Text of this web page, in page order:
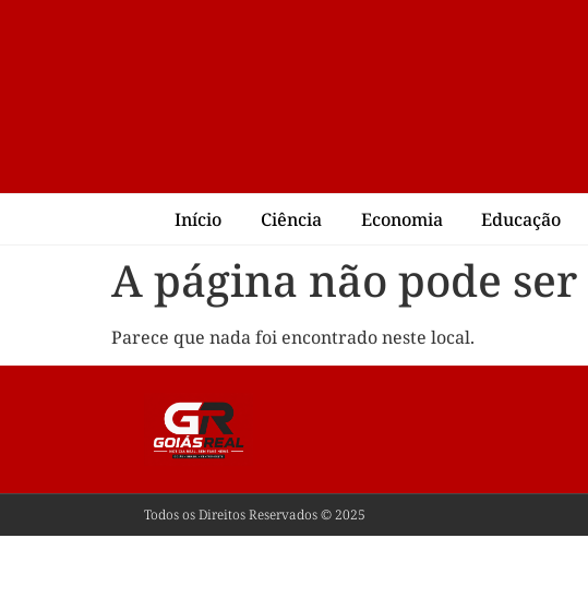
Início Ciência Economia Educação
A página não pode
Parece que nada foi encontrado neste local.
Todos os Direitos Reservados © 2025